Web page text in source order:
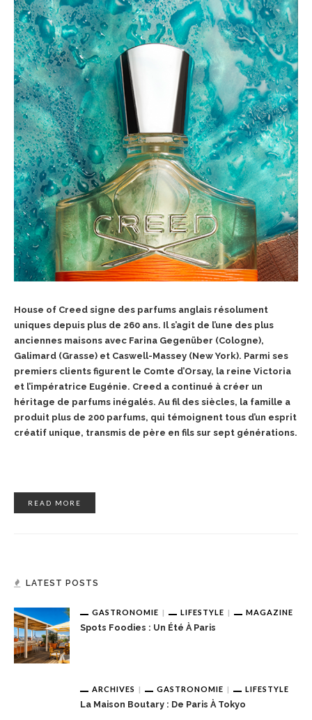
House of Creed signe des parfums anglais résolument
uniques depuis plus de 260 ans. Il s’agit de l’une des plus
anciennes maisons avec Farina Gegenüber (Cologne),
Galimard (Grasse) et Caswell-Massey (New York). Parmi ses
premiers clients figurent le Comte d’Orsay, la reine Victoria
et l’impératrice Eugénie. Creed a continué à créer un
héritage de parfums inégalés. Au fil des siècles, la famille a
produit plus de 200 parfums, qui témoignent tous d’un esprit
créatif unique, transmis de père en fils sur sept générations.
READ MORE
LATEST POSTS
GASTRONOMIE LIFESTYLE MAGAZINE
Spots Foodies : Un Été À Paris
ARCHIVES GASTRONOMIE LIFESTYLE
La Maison Boutary : De Paris À Tokyo